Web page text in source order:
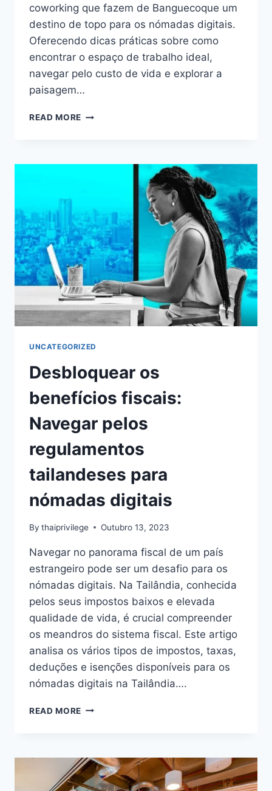
coworking que fazem de Banguecoque um
destino de topo para os nómadas digitais.
Oferecendo dicas práticas sobre como
encontrar o espaço de trabalho ideal,
navegar pelo custo de vida e explorar a
paisagem…
READ MORE DESCUBRA
NÓMADA
BANGUECOQUE
UNCATEGORIZED
Desbloquear os
benefícios fiscais:
Navegar pelos
regulamentos
tailandeses para
nómadas digitais
By thaiprivilege Outubro 13, 2023
Navegar no panorama fiscal de um país
estrangeiro pode ser um desafio para os
nómadas digitais. Na Tailândia, conhecida
pelos seus impostos baixos e elevada
qualidade de vida, é crucial compreender
os meandros do sistema fiscal. Este artigo
analisa os vários tipos de impostos, taxas,
deduções e isenções disponíveis para os
nómadas digitais na Tailândia….
READ MORE DESBLOQUEAR
NAVEGAR
PELOS
REGULAMENTOS